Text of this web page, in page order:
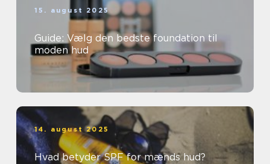
15. august 2025
Guide: Vælg den bedste foundation til
moden hud
14. august 2025
Hvad betyder SPF for mænds hud?